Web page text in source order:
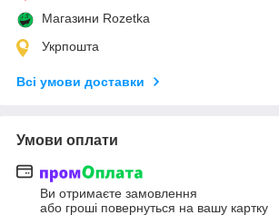
Магазини Rozetka
Укрпошта
Всі умови доставки
Умови оплати
Ви отримаєте замовлення
або гроші повернуться на вашу картку